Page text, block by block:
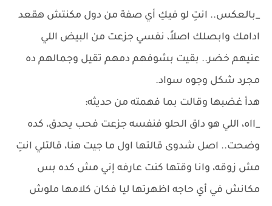
_بالعكس.. انتِ لو فيكِ أي صفة من دول مكنتش هقعد
ادامك وابصلك اصلاً، نفسي جزعت من البيض اللي
عنيهم خضر.. بقيت بشوفهم دمهم تقيل وجمالهم ده
مجرد شكل وجوه سواد.
هدأ غضبها وقالت بما فهمته من حديثه:
_ااه، اللي هو داق الحلو فنفسه جزعت فحب يحدق، كده
وضحت.. اصل شدوى قالتها اول ما جيت هنا، قالتلي انتِ
مش زوقه، وانا وقتها كنت عارفه إني مش كده بس
مكانش في أي حاجه اظهرتها ليا فكان كلامها ملوش